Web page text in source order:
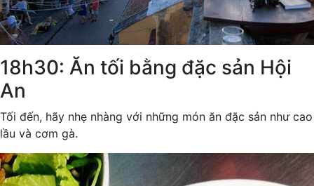
18h30: Ăn tối bằng đặc sản Hội
An
Tối đến, hãy nhẹ nhàng với những món ăn đặc sản như cao
lầu và cơm gà.